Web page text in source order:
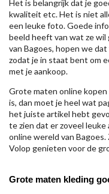
Het is belangrijk dat je
kwaliteit etc. Het is niet
een leuke foto. Goede
beeld heeft van wat ze wil
van Bagoes, hopen we
zodat je in staat bent om
met je aankoop.
Grote maten online
is, dan moet je heel wat
het juiste artikel hebt
te zien dat er zoveel
online wereld van
Volop genieten voor de
Grote maten kleding